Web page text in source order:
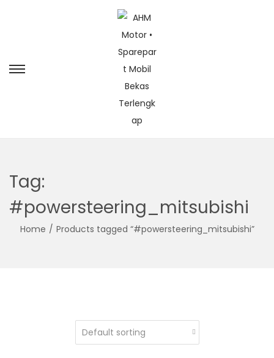
Tag:
#powersteering_mitsubishi
Home / Products tagged “#powersteering_mitsubishi”